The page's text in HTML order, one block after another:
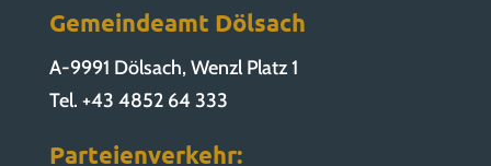
Gemeindeamt Dölsach
A-9991 Dölsach, Wenzl Platz 1
Tel. +43 4852 64 333
Parteienverkehr: